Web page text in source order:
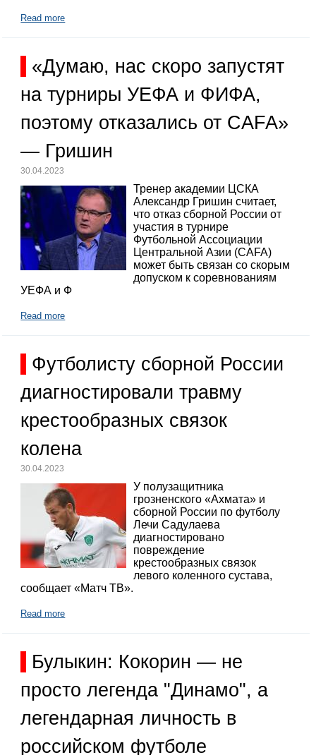
Read more
«Думаю, нас скоро запустят
на турниры УЕФА и ФИФА,
поэтому отказались от CAFA»
— Гришин
30.04.2023
Тренер академии ЦСКА
Александр Гришин считает,
что отказ сборной России от
участия в турнире
Футбольной Ассоциации
Центральной Азии (CAFA)
может быть связан со скорым
допуском к соревнованиям
УЕФА и Ф
Read more
Футболисту сборной России
диагностировали травму
крестообразных связок
колена
30.04.2023
У полузащитника
грозненского «Ахмата» и
сборной России по футболу
Лечи Садулаева
диагностировано
повреждение
крестообразных связок
левого коленного сустава,
сообщает «Матч ТВ».
Read more
Булыкин: Кокорин — не
просто легенда "Динамо", а
легендарная личность в
российском футболе